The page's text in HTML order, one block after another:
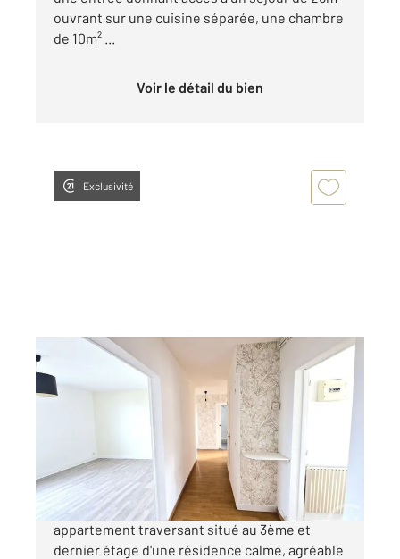
ouvrant sur une cuisine séparée, une chambre
de 10m² ...
Voir le détail du bien
Exclusivité
PERIGUEUX 24
74,80 m
, 4 pièces
Ref : 20816
Appartement F4 à vendre
125 700 €
PERIGUEUX - SECTEUR VESONE Découvrez cet
appartement traversant situé au 3ème et
dernier étage d'une résidence calme, agréable